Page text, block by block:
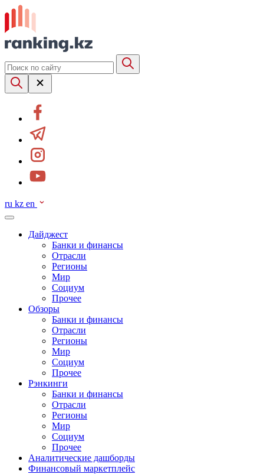
ru kz en
Дайджест
Банки и финансы
Отрасли
Регионы
Мир
Социум
Прочее
Обзоры
Банки и финансы
Отрасли
Регионы
Мир
Социум
Прочее
Рэнкинги
Банки и финансы
Отрасли
Регионы
Мир
Социум
Прочее
Аналитические дашборды
Финансовый маркетплейс